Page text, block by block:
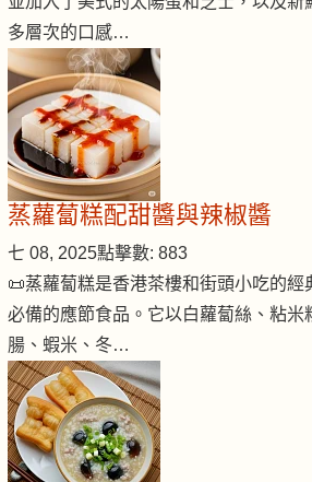
多層次的口感…
蒸蘿蔔糕配甜醬與辣椒醬
七 08, 2025點擊數: 883
📜蒸蘿蔔糕是香港茶樓和街頭小吃的經
必備的應節食品。它以白蘿蔔絲、粘米
腸、蝦米、冬…